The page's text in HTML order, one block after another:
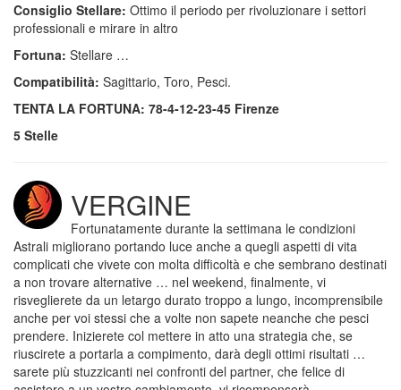
Consiglio Stellare: Ottimo il periodo per rivoluzionare i settori
professionali e mirare in altro
Fortuna: Stellare …
Compatibilità: Sagittario, Toro, Pesci.
TENTA LA FORTUNA: 78-4-12-23-45 Firenze
5 Stelle
VERGINE
Fortunatamente durante la settimana le condizioni
Astrali migliorano portando luce anche a quegli aspetti di vita
complicati che vivete con molta difficoltà e che sembrano destinati
a non trovare alternative … nel weekend, finalmente, vi
risveglierete da un letargo durato troppo a lungo, incomprensibile
anche per voi stessi che a volte non sapete neanche che pesci
prendere. Inizierete col mettere in atto una strategia che, se
riuscirete a portarla a compimento, darà degli ottimi risultati …
sarete più stuzzicanti nei confronti del partner, che felice di